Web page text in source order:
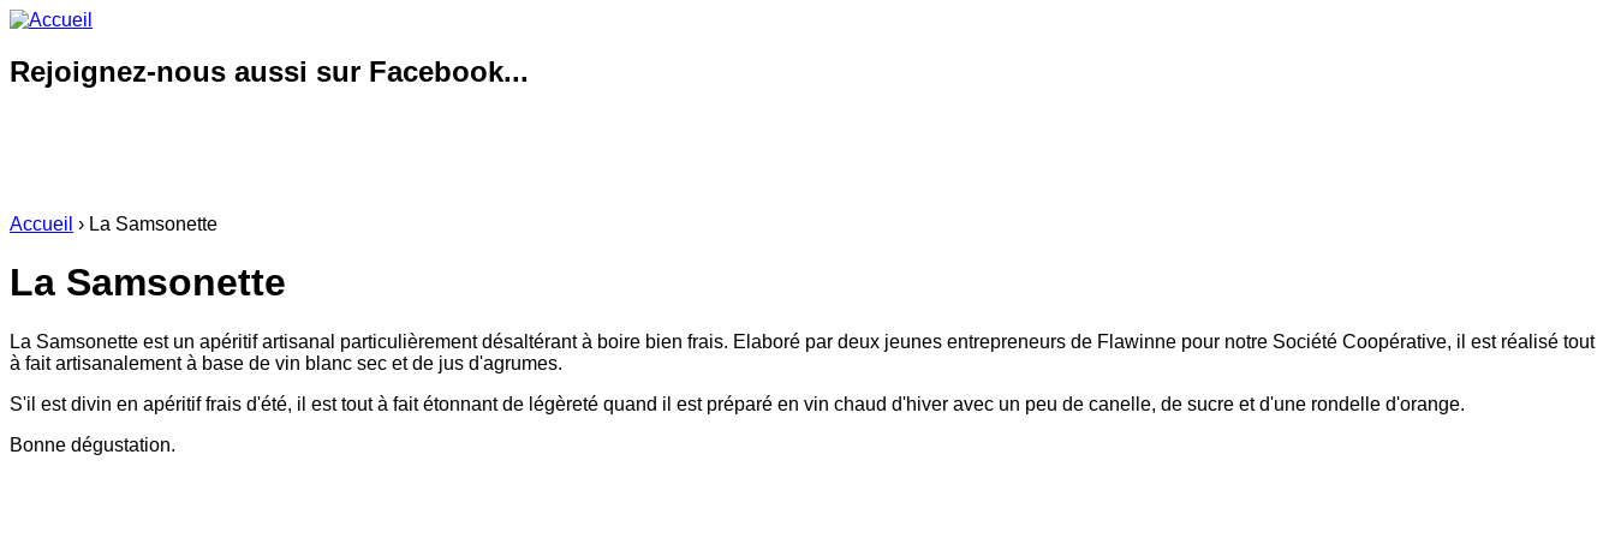
Rejoignez-nous aussi sur Facebook...
Accueil › La Samsonette
La Samsonette
La Samsonette est un apéritif artisanal particulièrement désaltérant à boire bien frais. Elaboré par deux jeunes entrepreneurs de Flawinne pour notre Société Coopérative, il est réalisé tout
à fait artisanalement à base de vin blanc sec et de jus d'agrumes.
S'il est divin en apéritif frais d'été, il est tout à fait étonnant de légèreté quand il est préparé en vin chaud d'hiver avec un peu de canelle, de sucre et d'une rondelle d'orange.
Bonne dégustation.